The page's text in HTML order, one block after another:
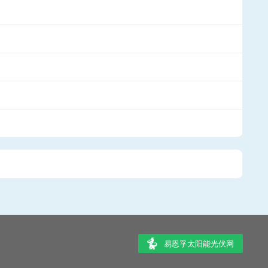
易恩孚太阳能光伏网